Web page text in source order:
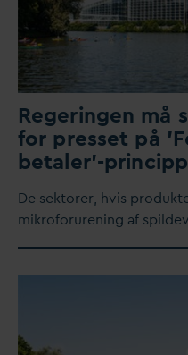
Regeringen må
for presset på
betaler'-
De sektorer, hvis
mikroforurening af spildev